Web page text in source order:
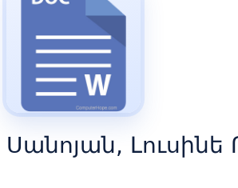
Սանոյան, Լուսինե